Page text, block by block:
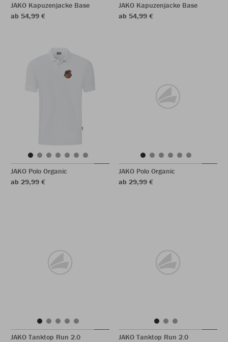
JAKO Kapuzenjacke Base
ab 54,99 €
JAKO Kapuzenjacke Base
ab 54,99 €
JAKO Polo Organic
ab 29,99 €
JAKO Polo Organic
ab 29,99 €
JAKO Tanktop Run 2.0
JAKO Tanktop Run 2.0